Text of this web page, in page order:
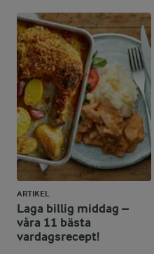
ARTIKEL
Laga billig middag –
våra 11 bästa
vardagsrecept!